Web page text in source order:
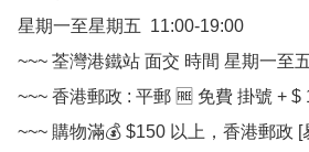
星期一至星期五  11:00-19:00
~~~ 荃灣港鐵站 面交 時間 星期一至
~~~ 香港郵政 : 平郵 🆓 免費 掛號 + $
~~~ 購物滿💰 $150 以上，香港郵政